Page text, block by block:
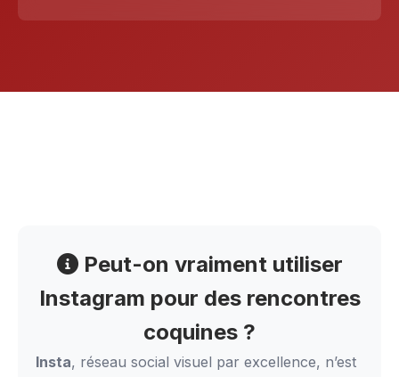
Peut-on vraiment utiliser
Instagram pour des rencontres
coquines ?
Insta, réseau social visuel par excellence, n’est